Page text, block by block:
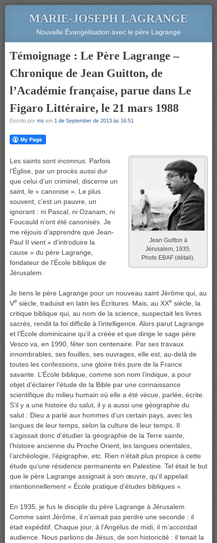
MARIE-JOSEPH LAGRANGE
Nouvelle Évangélisation avec le père Lagrange
Témoignage : Le Père Lagrange –
Chronique de Jean Guitton, de
l’Académie française, parue dans Le
Figaro Littéraire, le 21 mars 1988
Escrito por ms em 1 de September de 2013 às 16:51
Jean Guitton à
Jérusalem, 1935.
Photo EBAF (détail).
Les saints sont inconnus. Parfois
l’Église, par un procès aussi dur
que celui d’un criminel, discerne un
saint, le « canonise ». Le plus
souvent, c’est un pauvre, un
ignorant : ni Pascal, ni Ozanam, ni
Foucauld n’ont été canonisés. Je
me réjouis d’apprendre que Jean-
Paul II vient « d’introduire la
cause » du père Lagrange,
fondateur de l’École biblique de
Jérusalem.
Je tiens le père Lagrange pour un nouveau saint Jérôme qui, au
Ve siècle, traduisit en latin les Écritures. Mais, au XXe siècle, la
critique biblique qui, au nom de la science, suspectait les livres
sacrés, rendit la foi difficile à l’intelligence. Alors parut Lagrange
et l’École dominicaine qu’il a créée et que dirige le sage père
Vesco va, en 1990, fêter son centenaire. Par ses travaux
innombrables, ses fouilles, ses ouvrages, elle est, au-delà de
toutes les confessions, une gloire très pure de la France
savante. L’École biblique, comme son nom l’indique, a pour
objet d’éclairer l’étude de la Bible par une connaissance
scientifique du milieu humain où elle a été vécue, parlée, écrite.
S’il y a une histoire du salut, il y a aussi une géographie du
salut : Dieu a parlé aux hommes d’un certain pays, avec les
langues de leur temps, selon la culture de leur temps. Il
s’agissait donc d’étudier la géographie de la Terre sainte,
l’histoire ancienne du Proche Orient, les langues orientales,
l’archéologie, l’épigraphie, etc. Rien n’était plus propice à cette
étude qu’une résidence permanente en Palestine. Tel était le but
que le père Lagrange assignait à son œuvre, qu’il appelait
intentionnellement « École pratique d’études bibliques ».
En 1935, je fus le disciple du père Lagrange à Jérusalem.
Comme saint Jérôme, il n’aimait pas perdre une seconde : il
était expéditif. Chaque jour, à l’Angélus de midi, il m’accordait
audience. Nous parlions de Jésus, de son historicité : il tenait la